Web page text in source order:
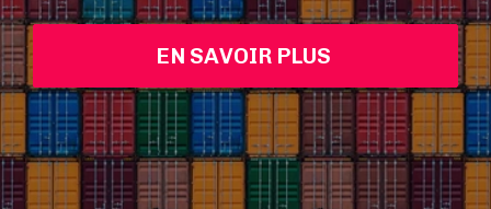
EN SAVOIR PLUS